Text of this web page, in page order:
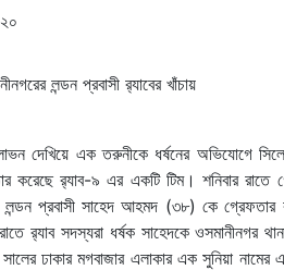
দেখিয়ে এক তরুনীকে ধর্ষনের অভিযোগে
র‌্যাব-৯ এর একটি টিম। শনিবার রাতে
লন্ডন প্রবাসী সাহেদ আহমদ (৩৮) কে
র‌্যাব সদস্যরা ধর্ষক সাহেদকে ওসমানীনগর
ঢাকার মগবাজার এলাকার এক সুনিয়া